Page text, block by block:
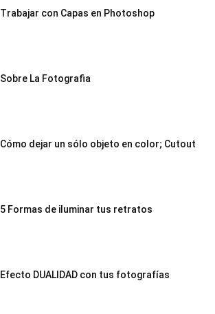
Trabajar con Capas en Photoshop
Sobre La Fotografia
Cómo dejar un sólo objeto en color; Cutout
5 Formas de iluminar tus retratos
Efecto DUALIDAD con tus fotografías